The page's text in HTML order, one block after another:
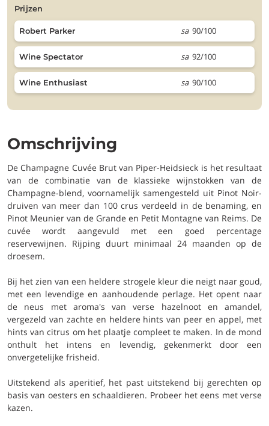
prijzen
Robert Parker sa 90/100
Wine Spectator sa 92/100
Wine Enthusiast sa 90/100
Omschrijving
De Champagne Cuvée Brut van Piper-Heidsieck is het resultaat
van de combinatie van de klassieke wijnstokken van de
Champagne-blend, voornamelijk samengesteld uit Pinot Noir-
druiven van meer dan 100 crus verdeeld in de benaming, en
Pinot Meunier van de Grande en Petit Montagne van Reims. De
cuvée wordt aangevuld met een goed percentage
reservewijnen. Rijping duurt minimaal 24 maanden op de
droesem.
Bij het zien van een heldere strogele kleur die neigt naar goud,
met een levendige en aanhoudende perlage. Het opent naar
de neus met aroma's van verse hazelnoot en amandel,
vergezeld van zachte en heldere hints van peer en appel, met
hints van citrus om het plaatje compleet te maken. In de mond
onthult het intens en levendig, gekenmerkt door een
onvergetelijke frisheid.
Uitstekend als aperitief, het past uitstekend bij gerechten op
basis van oesters en schaaldieren. Probeer het eens met verse
kazen.